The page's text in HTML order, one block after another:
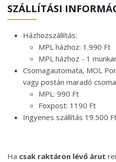
SZÁLLÍTÁSI
Házhozszállítás:
MPL házhoz: 1.990 Ft
MPL házhoz - 1
Csomagautomata, MOL
vagy postán maradó
MPL: 990 Ft
Foxpost: 1190 Ft
Ingyenes szállítás 19.500
Ha csak raktáron lévő árut